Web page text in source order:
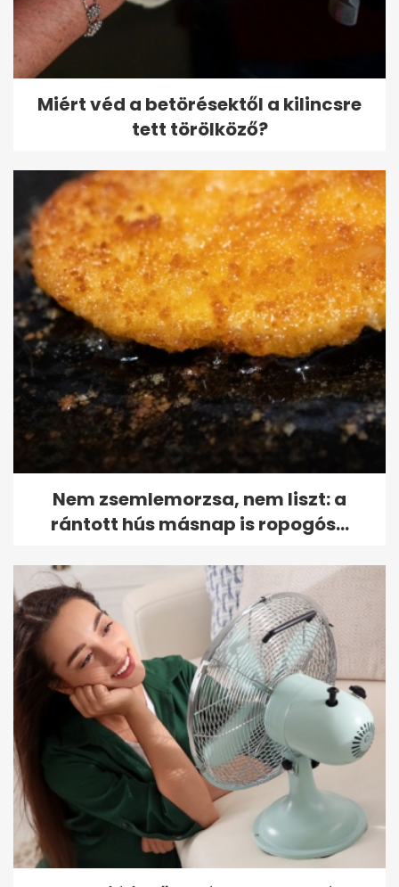
Miért véd a betörésektől a kilincsre
tett törölköző?
Nem zsemlemorzsa, nem liszt: a
rántott hús másnap is ropogós...